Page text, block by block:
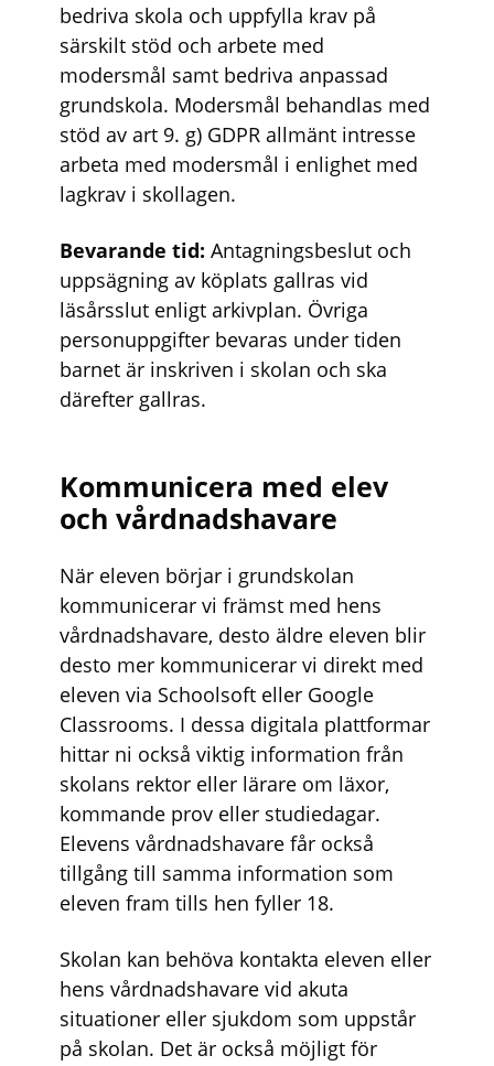
bedriva skola och uppfylla krav på
särskilt stöd och arbete med
modersmål samt bedriva anpassad
grundskola. Modersmål behandlas med
stöd av art 9. g) GDPR allmänt intresse
arbeta med modersmål i enlighet med
lagkrav i skollagen.
Bevarande tid: Antagningsbeslut och
uppsägning av köplats gallras vid
läsårsslut enligt arkivplan. Övriga
personuppgifter bevaras under tiden
barnet är inskriven i skolan och ska
därefter gallras.
Kommunicera med elev
och vårdnadshavare
När eleven börjar i grundskolan
kommunicerar vi främst med hens
vårdnadshavare, desto äldre eleven blir
desto mer kommunicerar vi direkt med
eleven via Schoolsoft eller Google
Classrooms. I dessa digitala plattformar
hittar ni också viktig information från
skolans rektor eller lärare om läxor,
kommande prov eller studiedagar.
Elevens vårdnadshavare får också
tillgång till samma information som
eleven fram tills hen fyller 18.
Skolan kan behöva kontakta eleven eller
hens vårdnadshavare vid akuta
situationer eller sjukdom som uppstår
på skolan. Det är också möjligt för